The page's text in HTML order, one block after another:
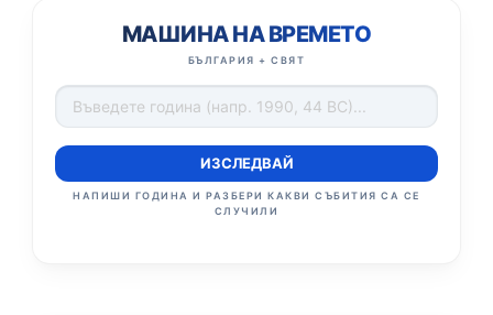
МАШИНА НА ВРЕМЕТО
БЪЛГАРИЯ + СВЯТ
ИЗСЛЕДВАЙ
НАПИШИ ГОДИНА И РАЗБЕРИ КАКВИ СЪБИТИЯ СА СЕ
СЛУЧИЛИ